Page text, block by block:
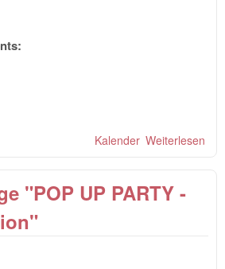
Weiterlesen
Kalender
"POP UP PARTY -